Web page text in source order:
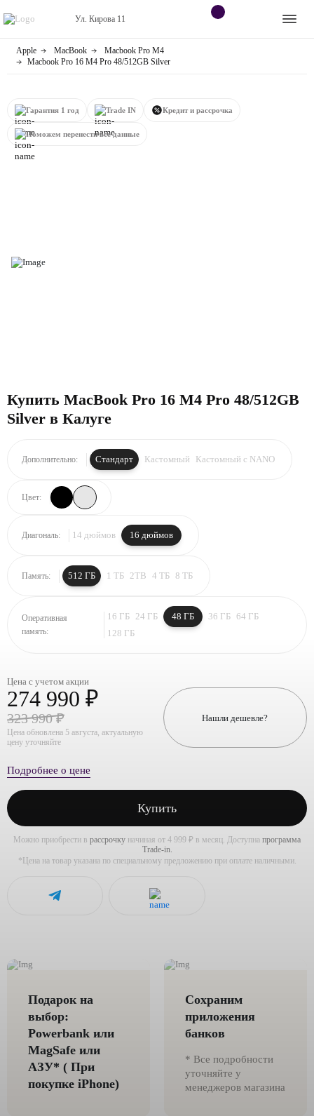
Ул. Кирова 11
Контакты
магазине
Apple
Яндекс станции
Приставки
Apple MacBook
Macbook Pro M4
Macbook Pro 16 M4 Pro 48/512GB Silver
Гарантия 1 год Trade IN Кредит и рассрочка
Поможем перенести все данные
Купить MacBook Pro 16 M4 Pro 48/512GB
Silver в Калуге
Дополнительно: Стандарт Кастомный Кастомный с NANO
Цвет:
Диагональ: 14 дюймов 16 дюймов
Память: 512 ГБ 1 ТБ 2TB 4 ТБ 8 ТБ
Оперативная
память:
16 ГБ 24 ГБ 48 ГБ 36 ГБ 64 ГБ
128 ГБ
Цена с учетом акции
274 990 ₽
323 990 ₽
Цена обновлена 5 августа, актуальную
цену уточняйте
Нашли дешевле?
Подробнее о цене
Купить
Можно приобрести в рассрочку начиная от 4 999 ₽ в месяц. Доступна программа
Trade-in.
*Цена на товар указана по специальному предложению при оплате наличными.
Подарок на
выбор:
Powerbank или
MagSafe или
AЗУ* ( При
покупке iPhone)
Сохраним
приложения
банков
* Все подробности
уточняйте у
менеджеров магазина